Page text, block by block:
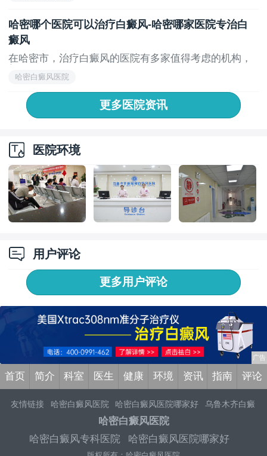
哈密哪个医院可以治疗白癜风-哈密哪家医院专治白
癜风
在哈密市，治疗白癜风的医院有多家值得考虑的机构，
哈密白癜风医院
更多医院资讯
医院环境
用户评论
更多用户评论
首页 简介 科室 医生 健康 环境 资讯 指南 评论
友情链接 哈密白癜风医院 哈密白癜风医院哪家好
乌鲁木齐白癜
乌鲁木齐新军都医院 哈密专业白癜风医院
密白癜风医院排行榜
哈密白癜风医院哪家好
哈密看白癜风的妇
哈密白癜风医院
哈密白癜风专科医院
哈密白癜风医院哪家好